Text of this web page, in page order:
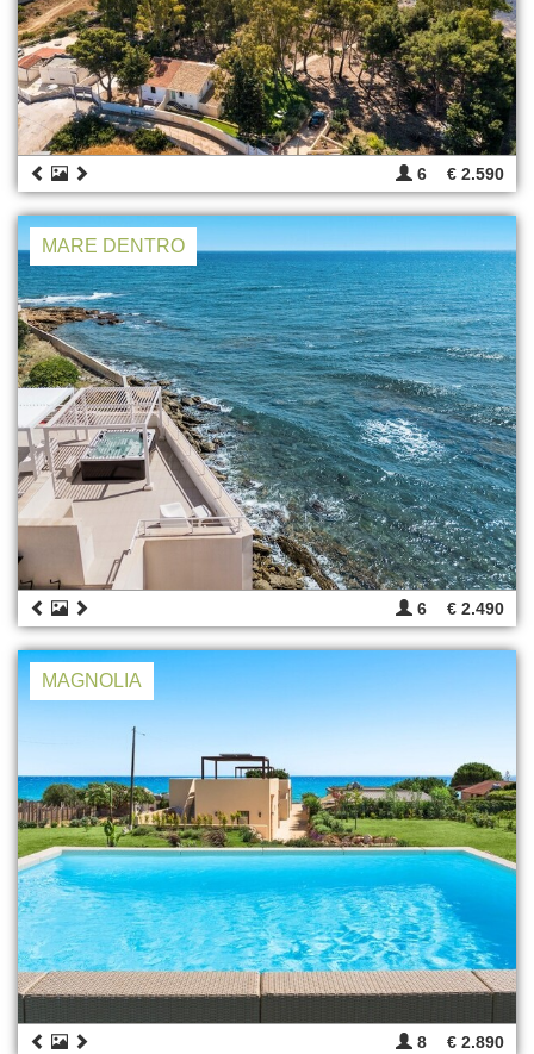
6 € 2.590
MARE DENTRO
6 € 2.490
MAGNOLIA
8 € 2.890